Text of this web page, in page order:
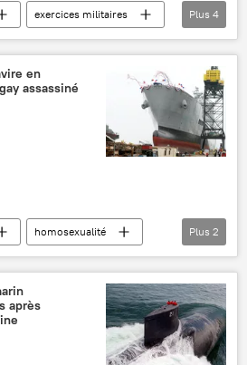
exercices militaires
Plus 4
en
assassiné
homosexualité
Plus 2
après